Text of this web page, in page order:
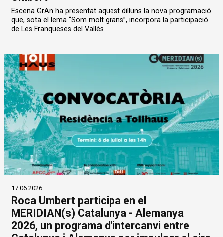
Escena GrAn ha presentat aquest dilluns la nova programació
que, sota el lema “Som molt grans”, incorpora la participació
de Les Franqueses del Vallès
17.06.2026
Roca Umbert participa en el
MERIDIAN(s) Catalunya - Alemanya
2026, un programa d'intercanvi entre